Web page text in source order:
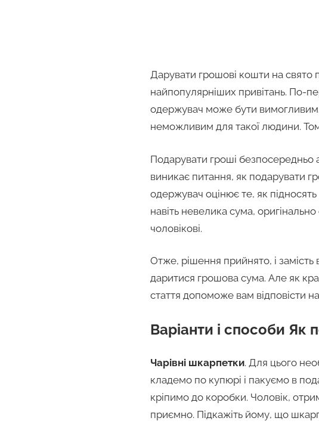
Дарувати грошові кошти на свято
найпопулярніших привітань. По-
одержувач може бути вимогливим.
неможливим для такої людини.
Подарувати гроші безпосередньо
виникає питання, як подарувати
одержувач оцінює те, як
навіть невелика сума,
чоловікові.
Отже, рішення прийнято, і замість
даритися грошова сума. Але як
стаття допоможе вам відповісти
Варіанти і способи Як
Чарівні шкарпетки. Для цього
кладемо по купюрі і пакуємо в
кріпимо до коробки. Чоловік,
приємно. Підкажіть йому, що